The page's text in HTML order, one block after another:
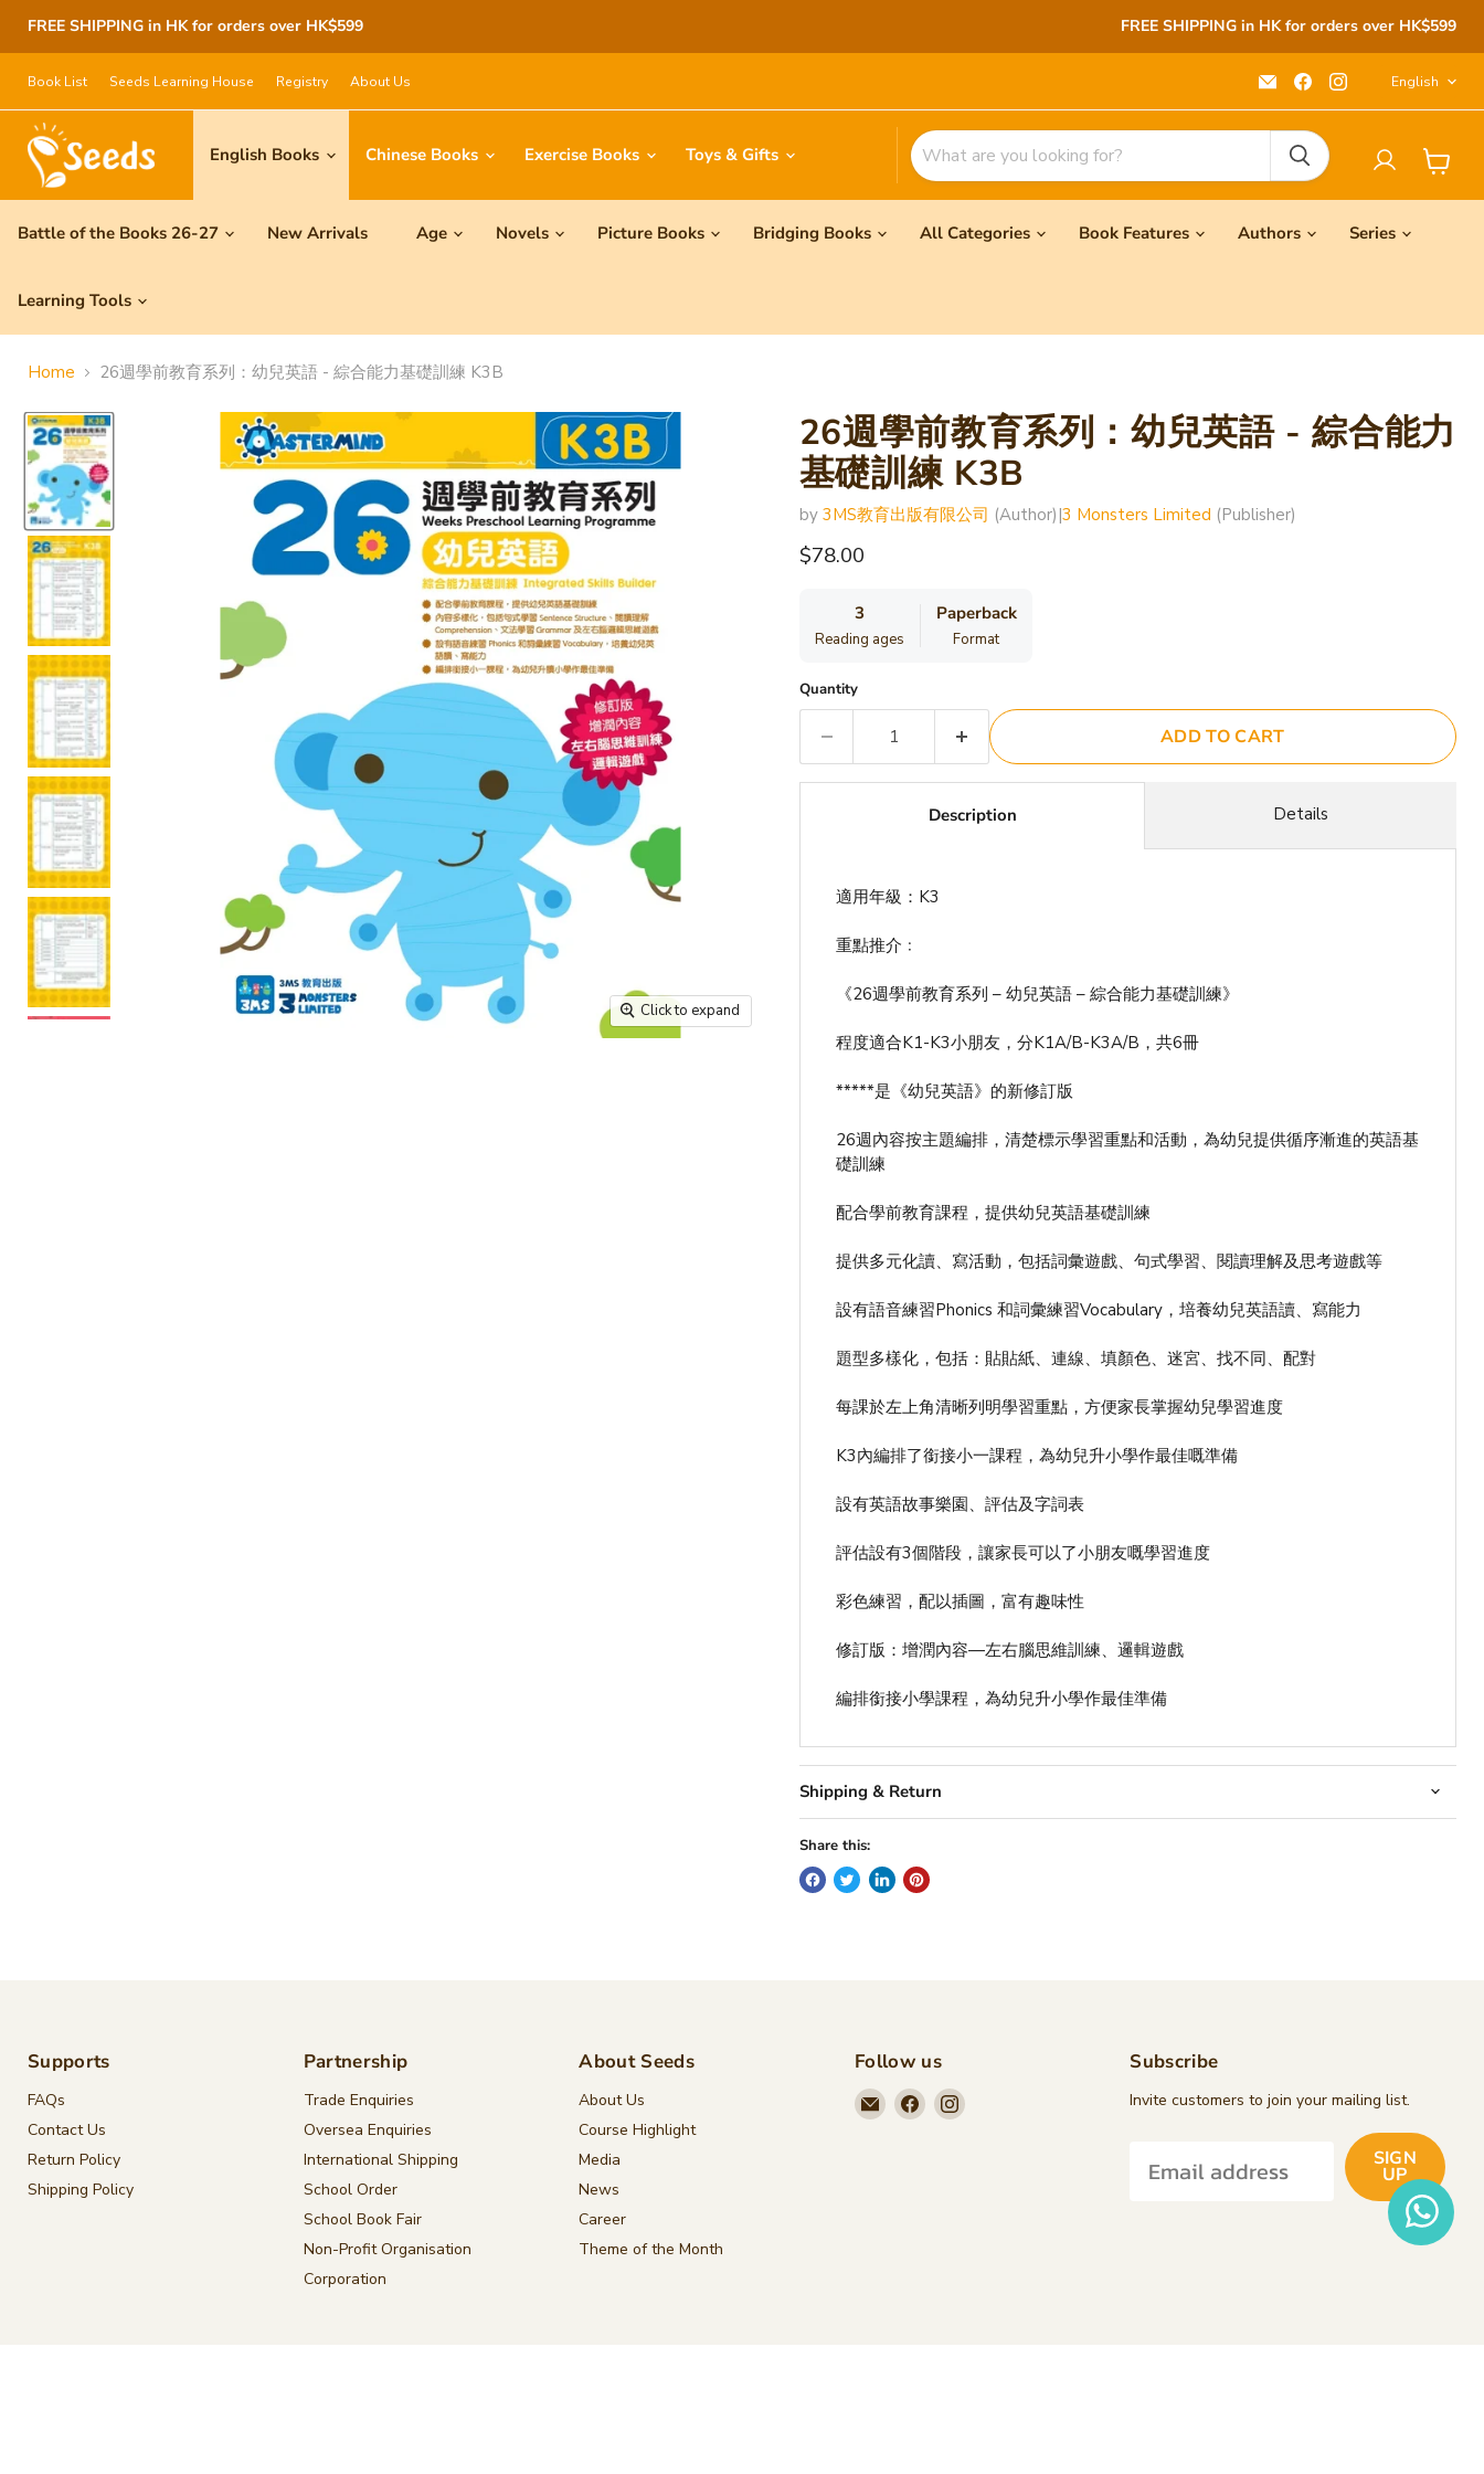
FREE SHIPPING in HK for orders over HK$599 FREE SHIPPING in HK for orders over HK$599
Book List Seeds Learning House Registry About Us
Email
Seeds
Children's
Bookstore
Find
us
on
on
English
English Books Chinese Books Exercise Books
Toys & Gifts
View
cart
Battle of the Books 26-27
New Arrivals Age Novels Picture Books Bridging Books All Categories Book Features Authors Series
Learning Tools
Home 26週學前教育系列：幼兒英語 - 綜合能力基礎訓練 K3B
Click to expand
26週學前教育系列：幼兒英語 - 綜合能力
基礎訓練 K3B
by 3MS教育出版有限公司 (Author) |3 Monsters Limited (Publisher)
Current price
$78.00
3
Reading ages
Paperback
Format
Quantity
ADD TO CART
Description
適用年級：K3
重點推介﹕
《26週學前教育系列 – 幼兒英語 – 綜合能力基礎訓練》
程度適合K1-K3小朋友，分K1A/B-K3A/B，共6冊
*****是《幼兒英語》的新修訂版
26週內容按主題編排，清楚標示學習重點和活動，為幼兒提供循序漸進的英語基
礎訓練
配合學前教育課程，提供幼兒英語基礎訓練
提供多元化讀、寫活動，包括詞彙遊戲、句式學習、閱讀理解及思考遊戲等
設有語音練習Phonics 和詞彙練習Vocabulary，培養幼兒英語讀、寫能力
題型多樣化，包括：貼貼紙、連線、填顏色、迷宮、找不同、配對
每課於左上角清晰列明學習重點，方便家長掌握幼兒學習進度
K3內編排了銜接小一課程，為幼兒升小學作最佳嘅準備
設有英語故事樂園、評估及字詞表
評估設有3個階段，讓家長可以了小朋友嘅學習進度
彩色練習，配以插圖，富有趣味性
修訂版：增潤內容—左右腦思維訓練、邏輯遊戲
編排銜接小學課程，為幼兒升小學作最佳準備
Details
Shipping & Return
Share this:
Supports
FAQs
Contact Us
Return Policy
Shipping Policy
Partnership
Trade Enquiries
Oversea Enquiries
International Shipping
School Order
School Book Fair
Non-Profit Organisation
Corporation
About Seeds
About Us
Course Highlight
Media
News
Career
Theme of the Month
Follow us
Email
Seeds
Find
us
Find
Subscribe
Invite customers to join your mailing list.
SIGN
UP